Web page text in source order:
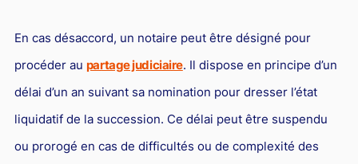
En cas désaccord, un notaire peut être désigné pour
procéder au partage judiciaire. Il dispose en principe d’un
délai d’un an suivant sa nomination pour dresser l’état
liquidatif de la succession. Ce délai peut être suspendu
ou prorogé en cas de difficultés ou de complexité des